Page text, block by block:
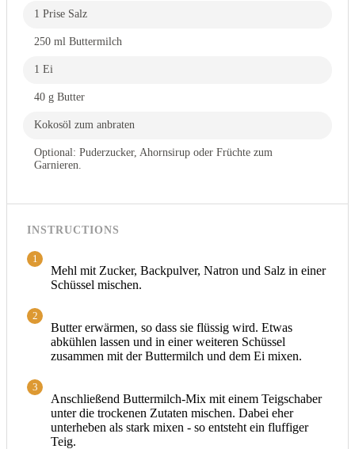
1 Prise Salz
250 ml Buttermilch
1 Ei
40 g Butter
Kokosöl zum anbraten
Optional: Puderzucker, Ahornsirup oder Früchte zum
Garnieren.
INSTRUCTIONS
1
Mehl mit Zucker, Backpulver, Natron und Salz in einer
Schüssel mischen.
2
Butter erwärmen, so dass sie flüssig wird. Etwas
abkühlen lassen und in einer weiteren Schüssel
zusammen mit der Buttermilch und dem Ei mixen.
3
Anschließend Buttermilch-Mix mit einem Teigschaber
unter die trockenen Zutaten mischen. Dabei eher
unterheben als stark mixen - so entsteht ein fluffiger
Teig.